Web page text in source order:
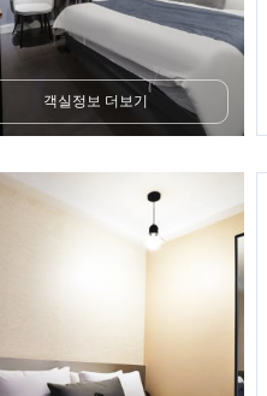
객실정보 더보기